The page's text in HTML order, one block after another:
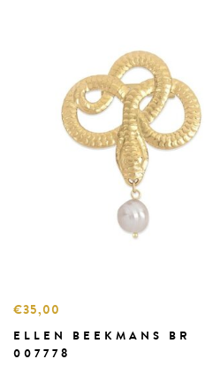
€35,00
ELLEN BEEKMANS BR
007778